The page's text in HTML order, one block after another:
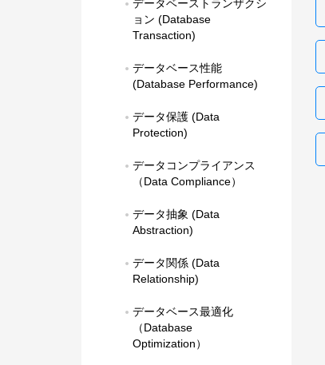
データベーストランザクシ
ョン (Database
Transaction)
データベース性能
(Database Performance)
データ保護 (Data
Protection)
データコンプライアンス
（Data Compliance）
データ抽象 (Data
Abstraction)
データ関係 (Data
Relationship)
データベース最適化
（Database
Optimization）